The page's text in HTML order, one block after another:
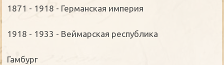
1871 - 1918 - Германская империя
1918 - 1933 - Веймарская республика
Гамбург